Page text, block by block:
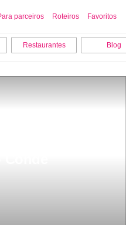
parceiros Roteiros Favoritos
Restaurantes Blog